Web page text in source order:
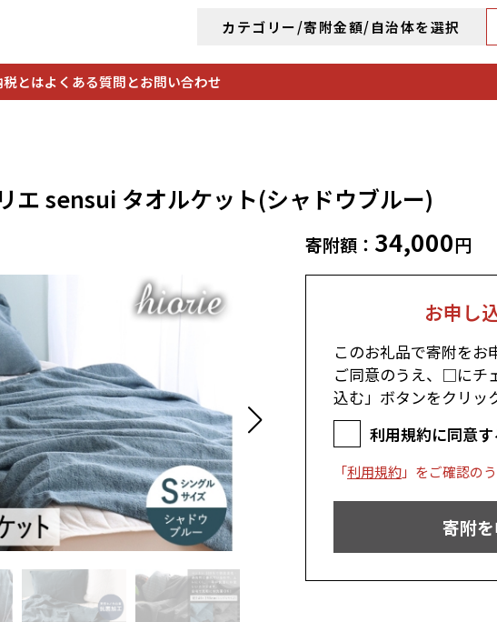
カテゴリー/寄附金額/自治体を選択
とはよくある質問とお問い合わせ
エ sensui タオルケット(シャドウブルー)
寄附額： 34,000円
お申し
このお礼品で寄附をお
ご同意のうえ、□にチ
込む」ボタンをクリッ
利用規約に同意す
「利用規約」をご確認の
寄附